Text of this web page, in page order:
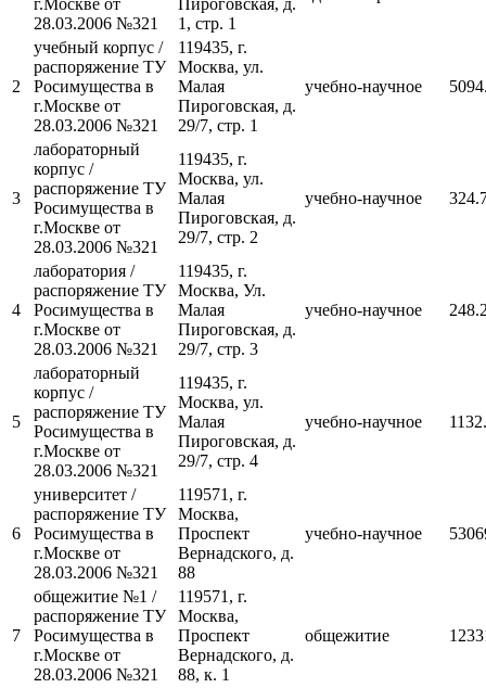
г.Москве от
28.03.2006 №321
Пироговская, д.
1, стр. 1
2
учебный корпус /
распоряжение ТУ
Росимущества в
г.Москве от
28.03.2006 №321
119435, г.
Москва, ул.
Малая
Пироговская, д.
29/7, стр. 1
учебно-научное
3
лабораторный
корпус /
распоряжение ТУ
Росимущества в
г.Москве от
28.03.2006 №321
119435, г.
Москва, ул.
Малая
Пироговская, д.
29/7, стр. 2
учебно-научное
4
лаборатория /
распоряжение ТУ
Росимущества в
г.Москве от
28.03.2006 №321
119435, г.
Москва, Ул.
Малая
Пироговская, д.
29/7, стр. 3
учебно-научное
5
лабораторный
корпус /
распоряжение ТУ
Росимущества в
г.Москве от
28.03.2006 №321
119435, г.
Москва, ул.
Малая
Пироговская, д.
29/7, стр. 4
учебно-научное
6
университет /
распоряжение ТУ
Росимущества в
г.Москве от
28.03.2006 №321
119571, г.
Москва,
Проспект
Вернадского, д.
88
учебно-научное
7
общежитие №1 /
распоряжение ТУ
Росимущества в
г.Москве от
28.03.2006 №321
119571, г.
Москва,
Проспект
Вернадского, д.
88, к. 1
общежитие